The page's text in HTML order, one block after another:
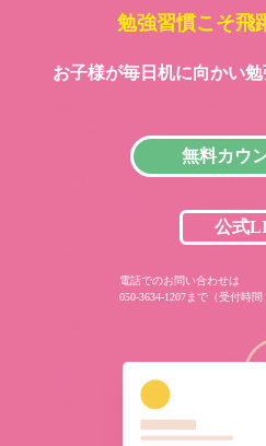
勉強習慣こそ飛
お子様が毎日机に向かい勉
無料カウ
公式
電話でのお問い合わせは
050-3634-1207まで（受付時間